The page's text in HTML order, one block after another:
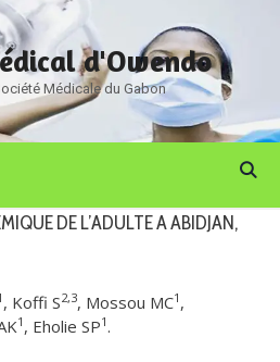
d'Owendo
Médicale du Gabon
DE L’ADULTE A ABIDJAN,
, Koffi S2,3, Mossou MC1 ,
1 , Eholie SP1.